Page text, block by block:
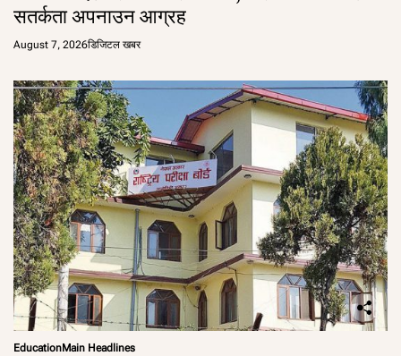
सतर्कता अपनाउन आग्रह
August 7, 2026डिजिटल खबर
EducationMain Headlines